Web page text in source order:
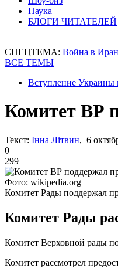
Наука
БЛОГИ ЧИТАТЕЛЕЙ
СПЕЦТЕМА: Война в
ВСЕ ТЕМЫ
Вступление Украины
Комитет ВР
Текст: Інна Літвин, 6
0
299
Фото: wikipedia.org
Комитет Рады поддержал
Комитет Рады
Комитет Верховной рады
Комитет рассмотрел